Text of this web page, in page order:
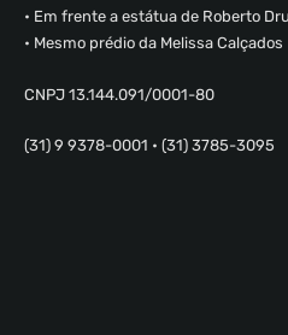
• Em frente a estátua de Roberto
• Mesmo prédio da Melissa Calçados
CNPJ 13.144.091/0001-80
(31) 9 9378-0001 • (31) 3785-3095